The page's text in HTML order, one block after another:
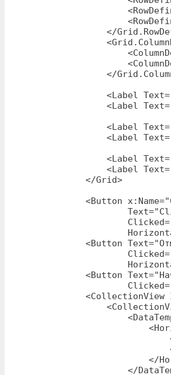
</
</
<Label
<Label
<Label
<Label
<Label
<Label
            </Grid>
<Button
<Button
<Button
<CollectionView
</
</